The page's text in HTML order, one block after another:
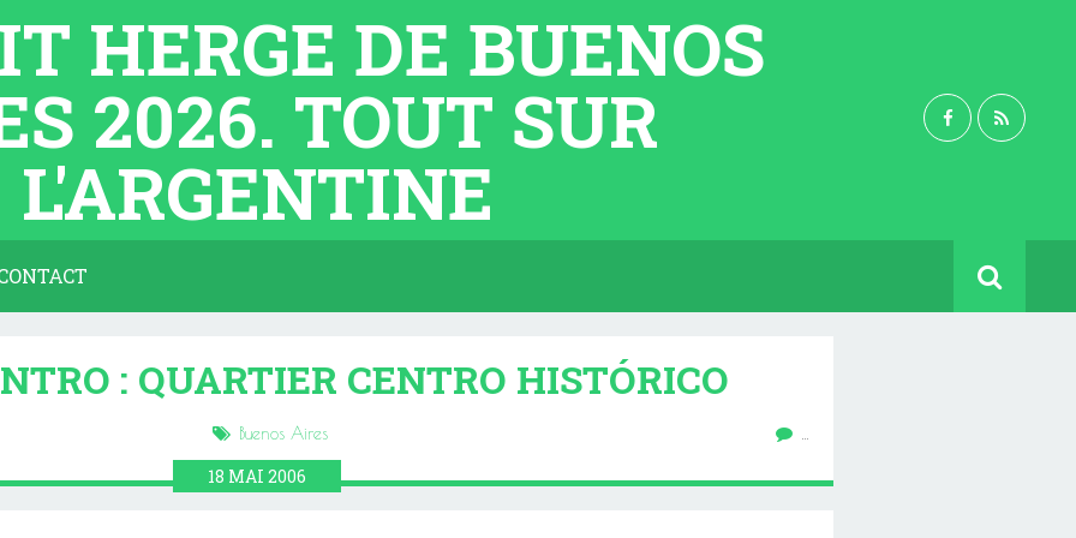
HERGE DE BUENOS
2026. TOUT SUR
L'ARGENTINE
: QUARTIER CENTRO HISTÓRICO
Buenos Aires …
18 MAI 2006